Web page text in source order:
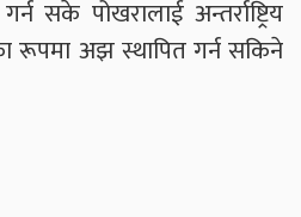
सके पोखरालाई अन्तर्राष्ट्रिय
रूपमा अझ स्थापित गर्न सकिने